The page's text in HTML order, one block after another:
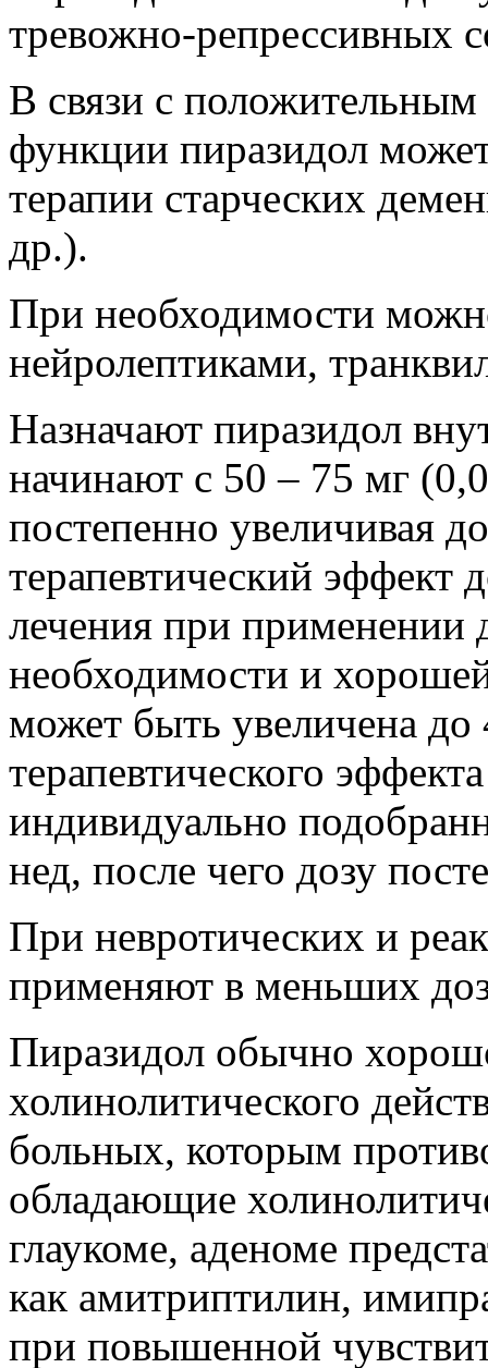
тревожно-репрессивных
В связи с
функции пиразидол
терапии старческих
др.).
При необходимости
нейролептиками,
Назначают пиразидол
начинают с 50 – 75 мг
постепенно увеличивая
терапевтический эффект
лечения при применении
необходимости и
может быть увеличена
терапевтического
индивидуально
нед, после чего дозу
При невротических и
применяют в меньших
Пиразидол обычно
холинолитического
больных, которым
обладающие
глаукоме, аденоме
как амитриптилин,
при повышенной